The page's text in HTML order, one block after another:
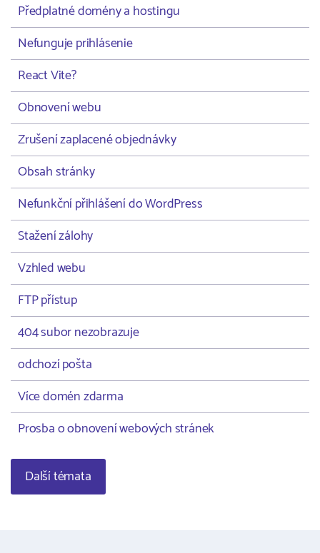
Předplatné domény a hostingu
Nefunguje prihlásenie
React Vite?
Obnovení webu
Zrušení zaplacené objednávky
Obsah stránky
Nefunkční přihlášení do WordPress
Stažení zálohy
Vzhled webu
FTP přístup
404 subor nezobrazuje
odchozí pošta
Více domén zdarma
Prosba o obnovení webových stránek
Další témata